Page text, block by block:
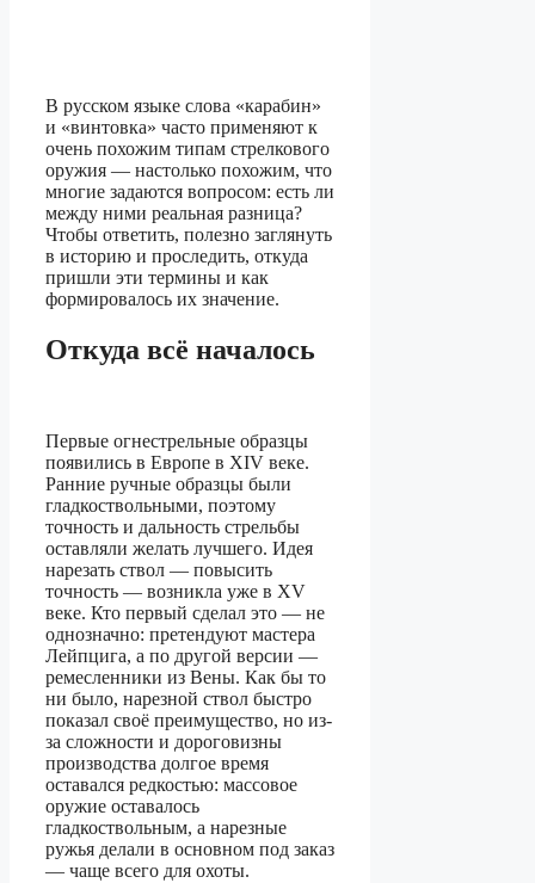
В русском языке слова «карабин»
и «винтовка» часто применяют к
очень похожим типам стрелкового
оружия — настолько похожим, что
многие задаются вопросом: есть ли
между ними реальная разница?
Чтобы ответить, полезно заглянуть
в историю и проследить, откуда
пришли эти термины и как
формировалось их значение.
Откуда всё началось
Первые огнестрельные образцы
появились в Европе в XIV веке.
Ранние ручные образцы были
гладкоствольными, поэтому
точность и дальность стрельбы
оставляли желать лучшего. Идея
нарезать ствол — повысить
точность — возникла уже в XV
веке. Кто первый сделал это — не
однозначно: претендуют мастера
Лейпцига, а по другой версии —
ремесленники из Вены. Как бы то
ни было, нарезной ствол быстро
показал своё преимущество, но из-
за сложности и дороговизны
производства долгое время
оставался редкостью: массовое
оружие оставалось
гладкоствольным, а нарезные
ружья делали в основном под заказ
— чаще всего для охоты.